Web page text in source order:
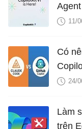
11/
Có
24/
Làm
trên